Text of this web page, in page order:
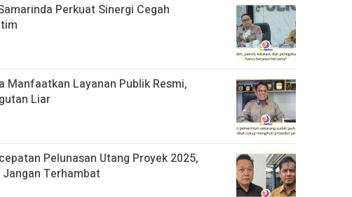
Perkuat Sinergi Cegah
Manfaatkan Layanan Publik Resmi,
Liar
Pelunasan Utang Proyek 2025,
Terhambat